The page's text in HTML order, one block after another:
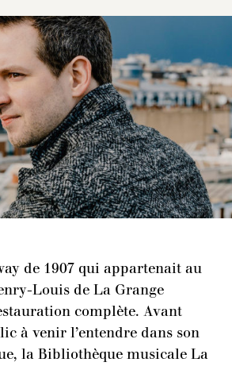
de 1907 qui appartenait au
Louis de La Grange
complète. Avant
à venir l’entendre dans son
la Bibliothèque musicale La